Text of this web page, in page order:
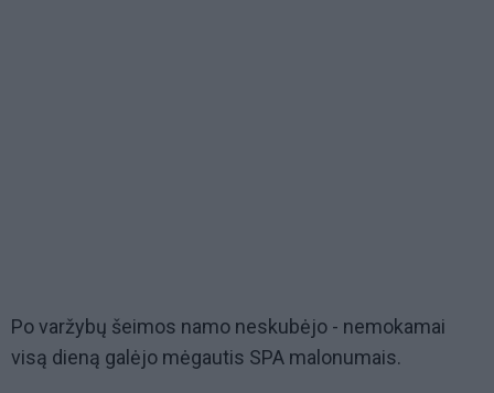
Po varžybų šeimos namo neskubėjo - nemokamai
visą dieną galėjo mėgautis SPA malonumais.